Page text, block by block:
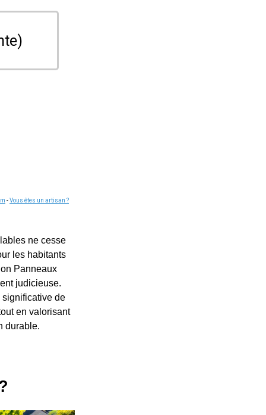
-Vous êtes un artisan ?
ne cesse
les habitants
Panneaux
judicieuse.
significative de
en valorisant
durable.